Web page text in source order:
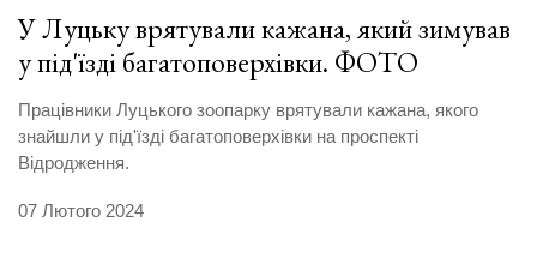
У Луцьку врятували кажана, який зимував
у під'їзді багатоповерхівки. ФОТО
Працівники Луцького зоопарку врятували кажана, якого
знайшли у під'їзді багатоповерхівки на проспекті
Відродження.
07 Лютого 2024